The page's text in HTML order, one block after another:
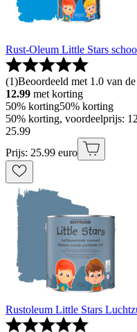
Rust-Oleum Little Stars
(1)Beoordeeld met 1.0 van
12.99 met korting
50% korting50% korting
50% korting, voordeelprijs:
25.99
Prijs: 25.99 euro
Rustoleum Little Stars